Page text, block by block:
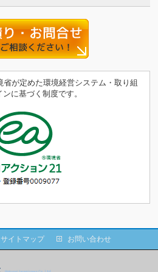
省が定めた環境経営システム・取り組
に基づく制度です。
サイトマップ お問い合わせ